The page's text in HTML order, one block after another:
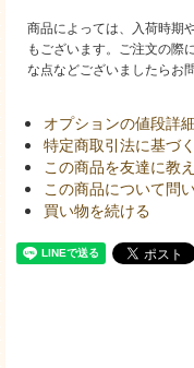
商品によっては、入荷時期
もございます。ご注文の際
な点などございましたらお
オプションの値段詳細
特定商取引法に基づ
この商品を友達に教
この商品について問
買い物を続ける